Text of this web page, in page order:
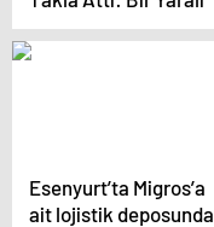
Esenyurt’ta Migros’a
ait lojistik deposunda